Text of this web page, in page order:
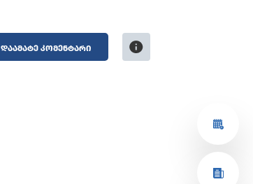
ᲓᲐᲐᲛᲐᲢᲔ ᲙᲝᲛᲔᲜᲢᲐᲠᲘ